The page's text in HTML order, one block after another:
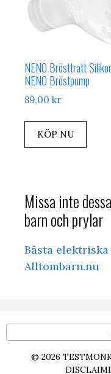
NENO Brösttratt
NENO Bröstpump
89,00 kr
KÖP NU
Missa inte
barn och prylar
Bästa
Alltombarn.nu
© 2026